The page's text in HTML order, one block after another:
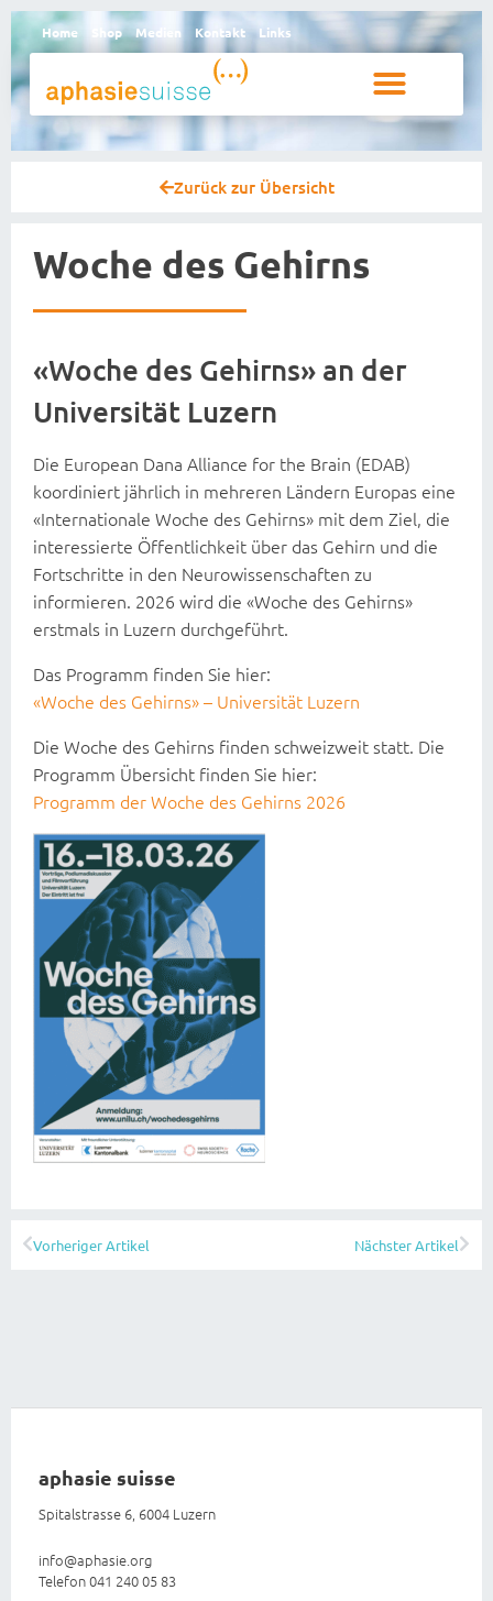
Home Shop Medien Kontakt Links
Zurück zur Übersicht
Woche des Gehirns
«Woche des Gehirns» an der
Universität Luzern
Die European Dana Alliance for the Brain (EDAB)
koordiniert jährlich in mehreren Ländern Europas eine
«Internationale Woche des Gehirns» mit dem Ziel, die
interessierte Öffentlichkeit über das Gehirn und die
Fortschritte in den Neurowissenschaften zu
informieren. 2026 wird die «Woche des Gehirns»
erstmals in Luzern durchgeführt.
Das Programm finden Sie hier:
«Woche des Gehirns» – Universität Luzern
Die Woche des Gehirns finden schweizweit statt. Die
Programm Übersicht finden Sie hier:
Programm der Woche des Gehirns 2026
Vorheriger Artikel Nächster Artikel
aphasie suisse
Spitalstrasse 6, 6004 Luzern
info@aphasie.org
Telefon 041 240 05 83